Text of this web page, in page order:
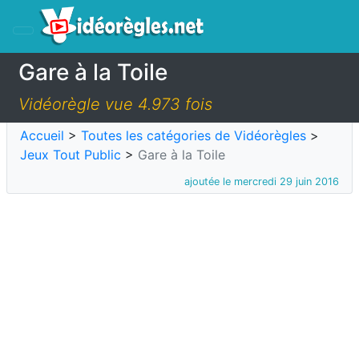
Gare à la Toile
Vidéorègle vue 4.973 fois
Accueil > Toutes les catégories de Vidéorègles >
Jeux Tout Public > Gare à la Toile
ajoutée le mercredi 29 juin 2016